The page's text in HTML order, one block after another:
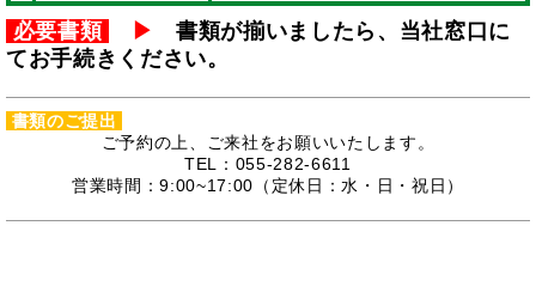
必要書類 ▶
書類が揃いましたら、当社窓口に
てお手続きください。
書類のご提出
ご予約の上、ご来社をお願いいたします。
TEL：055-282-6611
営業時間：9:00~17:00（定休日：水・日・祝日）